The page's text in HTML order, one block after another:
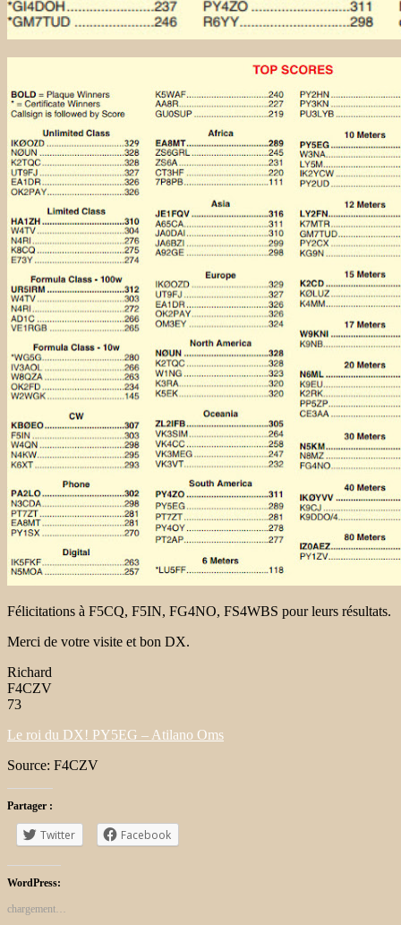
Félicitations à F5CQ, F5IN, FG4NO, FS4WBS pour leurs résultats.
Merci de votre visite et bon DX.
Richard
F4CZV
73
Le roi du DX! PY5EG – Atilano Oms
Source: F4CZV
Partager :
Twitter Facebook
WordPress:
chargement…